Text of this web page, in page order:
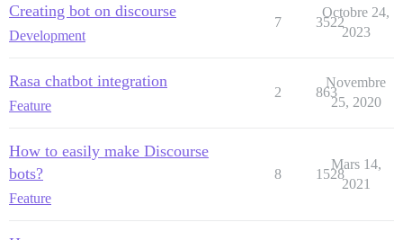
Creating bot on discourse
Development
7 3522
Octobre 24,
2023
Rasa chatbot integration
Feature
2 863
Novembre
25, 2020
How to easily make Discourse
bots?
Feature
8 1528
Mars 14,
2021